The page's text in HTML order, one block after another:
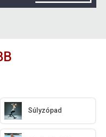
Súlyzópad